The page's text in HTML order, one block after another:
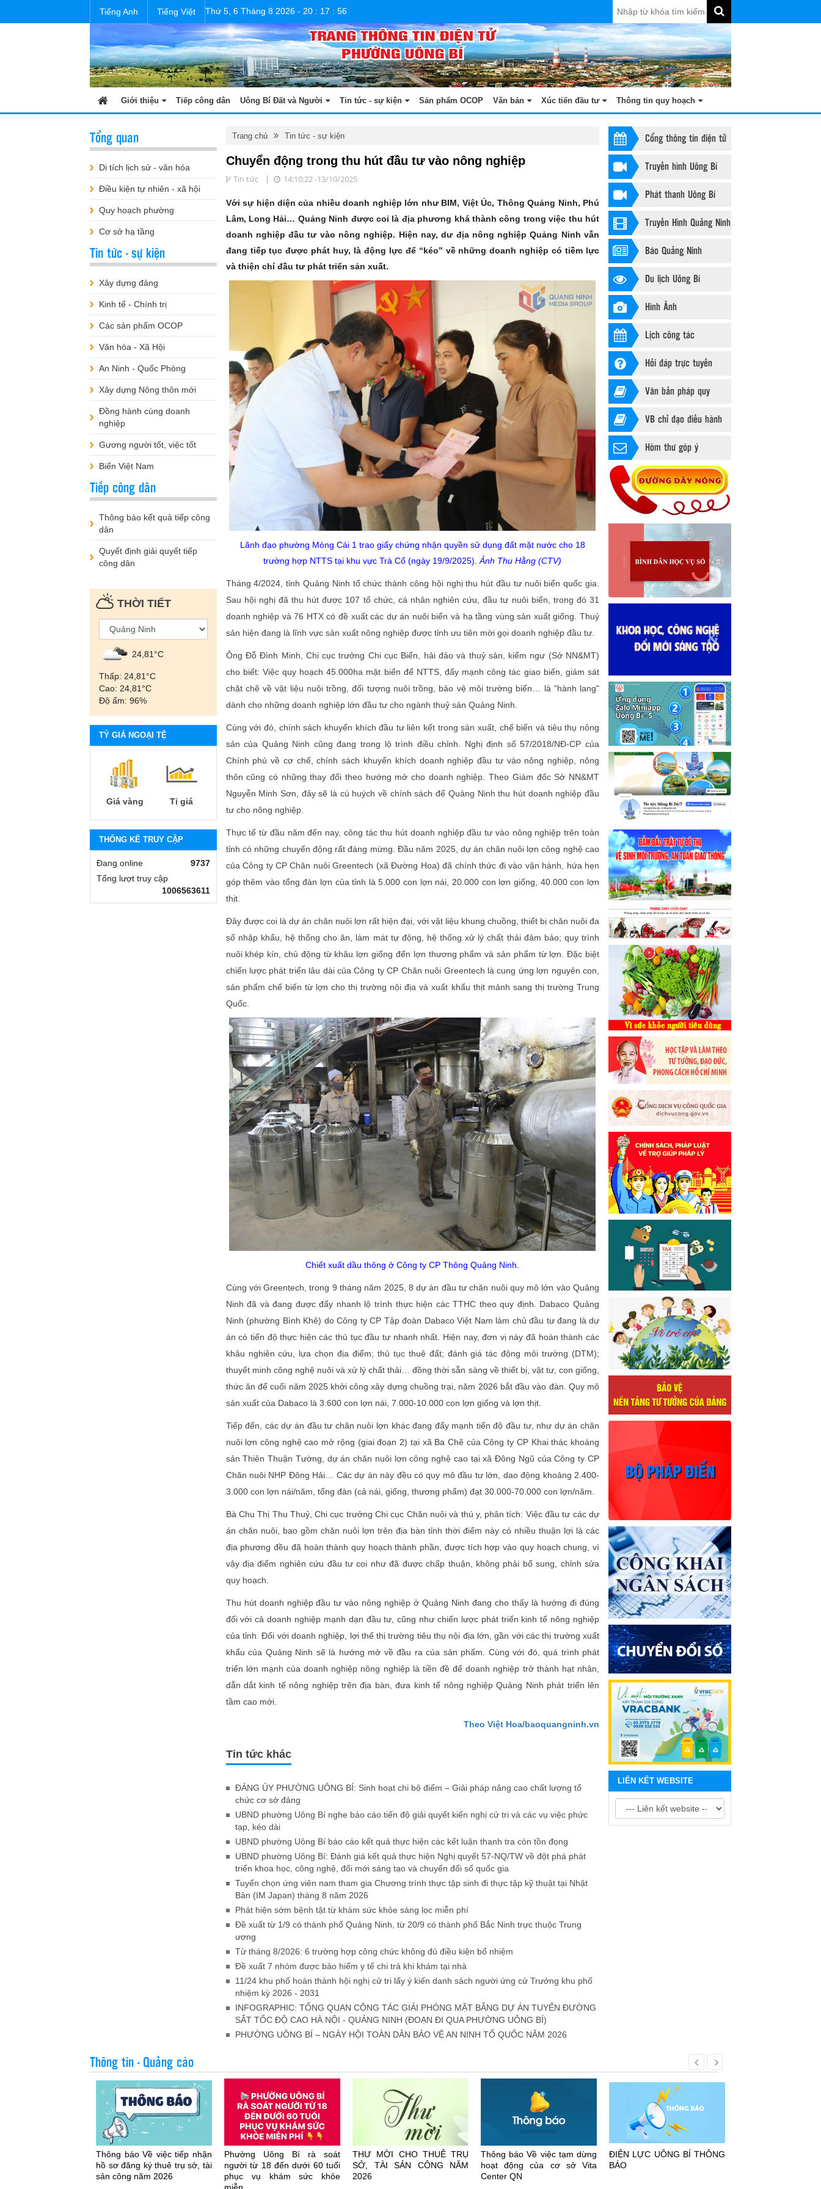
Tiếng Anh Tiếng Việt Thứ 5, 6 Tháng 8 2026 - 20 : 17 : 58
Giới thiệu Tiếp công dân Uông Bí Đất và Người Tin tức - sự kiện Sản phẩm OCOP Văn bản Xúc tiến đầu tư Thông tin quy hoạch
Cổng thông tin điện tử
Truyền hình Uông Bí
Phát thanh Uông Bí
Truyền Hình Quảng Ninh
Báo Quảng Ninh
Du lịch Uông Bí
Hình Ảnh
Lịch công tác
Hỏi đáp trực tuyến
Văn bản pháp quy
VB chỉ đạo điều hành
Hòm thư góp ý
LIÊN KẾT WEBSITE
Trang chủ Tin tức - sự kiện
Chuyển động trong thu hút đầu tư vào nông nghiệp
Tin tức 14:10:22 -13/10/2025
Với sự hiện diện của nhiều doanh nghiệp lớn như BIM, Việt Úc, Thông Quảng Ninh, Phú
Lâm, Long Hải… Quảng Ninh được coi là địa phương khá thành công trong việc thu hút
doanh nghiệp đầu tư vào nông nghiệp. Hiện nay, dư địa nông nghiệp Quảng Ninh vẫn
đang tiếp tục được phát huy, là động lực để “kéo” về những doanh nghiệp có tiềm lực
và thiện chí đầu tư phát triển sản xuất.
Lãnh đạo phường Móng Cái 1 trao giấy chứng nhận quyền sử dụng đất mặt nước cho 18
trường hợp NTTS tại khu vực Trà Cổ (ngày 19/9/2025).Ảnh Thu Hằng (CTV)
Tháng 4/2024, tỉnh Quảng Ninh tổ chức thành công hội nghị thu hút đầu tư nuôi biển quốc gia.
Sau hội nghị đã thu hút được 107 tổ chức, cá nhân nghiên cứu, đầu tư nuôi biển, trong đó 31
doanh nghiệp và 76 HTX có đề xuất các dự án nuôi biển và hạ tầng vùng sản xuất giống. Thuỷ
sản hiện đang là lĩnh vực sản xuất nông nghiệp được tỉnh ưu tiên mời gọi doanh nghiệp đầu tư.
Ông Đỗ Đình Minh, Chi cục trưởng Chi cục Biển, hải đảo và thuỷ sản, kiểm ngư (Sở NN&MT)
cho biết: Việc quy hoạch 45.000ha mặt biển để NTTS, đẩy mạnh công tác giao biển, giám sát
chặt chẽ về vật liệu nuôi trồng, đối tượng nuôi trồng, bảo vệ môi trường biển… là "hành lang"
dành cho những doanh nghiệp lớn đầu tư cho ngành thuỷ sản Quảng Ninh.
Cùng với đó, chính sách khuyến khích đầu tư liên kết trong sản xuất, chế biến và tiêu thụ nông
sản của Quảng Ninh cũng đang trong lộ trình điều chỉnh. Nghị định số 57/2018/NĐ-CP của
Chính phủ về cơ chế, chính sách khuyến khích doanh nghiệp đầu tư vào nông nghiệp, nông
thôn cũng có những thay đổi theo hướng mở cho doanh nghiệp. Theo Giám đốc Sở NN&MT
Nguyễn Minh Sơn, đây sẽ là cú huých về chính sách để Quảng Ninh thu hút doanh nghiệp đầu
tư cho nông nghiệp.
Thực tế từ đầu năm đến nay, công tác thu hút doanh nghiệp đầu tư vào nông nghiệp trên toàn
tỉnh có những chuyển động rất đáng mừng. Đầu năm 2025, dự án chăn nuôi lợn công nghệ cao
của Công ty CP Chăn nuôi Greentech (xã Đường Hoa) đã chính thức đi vào vận hành, hứa hẹn
góp thêm vào tổng đàn lợn của tỉnh là 5.000 con lợn nái, 20.000 con lợn giống, 40.000 con lợn
thịt.
Đây được coi là dự án chăn nuôi lợn rất hiện đại, với vật liệu khung chuồng, thiết bị chăn nuôi đa
số nhập khẩu, hệ thống cho ăn, làm mát tự động, hệ thống xử lý chất thải đảm bảo; quy trình
nuôi khép kín, chủ động từ khâu lợn giống đến lợn thương phẩm và sản phẩm từ lợn. Đặc biệt
chiến lược phát triển lâu dài của Công ty CP Chăn nuôi Greentech là cung ứng lợn nguyên con,
sản phẩm chế biến từ lợn cho thị trường nội địa và xuất khẩu thịt mảnh sang thị trường Trung
Quốc.
Chiết xuất dầu thông ở Công ty CP Thông Quảng Ninh.
Cùng với Greentech, trong 9 tháng năm 2025, 8 dự án đầu tư chăn nuôi quy mô lớn vào Quảng
Ninh đã và đang được đẩy nhanh lộ trình thực hiện các TTHC theo quy định. Dabaco Quảng
Ninh (phường Bình Khê) do Công ty CP Tập đoàn Dabaco Việt Nam làm chủ đầu tư đang là dự
án có tiến độ thực hiện các thủ tục đầu tư nhanh nhất. Hiện nay, đơn vị này đã hoàn thành các
khâu nghiên cứu, lựa chọn địa điểm; thủ tục thuê đất; đánh giá tác động môi trường (DTM);
thuyết minh công nghệ nuôi và xử lý chất thải… đồng thời sẵn sàng về thiết bị, vật tư, con giống,
thức ăn để cuối năm 2025 khởi công xây dựng chuồng trại, năm 2026 bắt đầu vào đàn. Quy mô
sản xuất của Dabaco là 3.600 con lợn nái, 7.000-10.000 con lợn giống và lợn thịt.
Tiếp đến, các dự án đầu tư chăn nuôi lợn khác đang đẩy mạnh tiến độ đầu tư, như dự án chăn
nuôi lợn công nghệ cao mở rộng (giai đoạn 2) tại xã Ba Chẽ của Công ty CP Khai thác khoáng
sản Thiên Thuận Tường, dự án chăn nuôi lợn công nghệ cao tại xã Đông Ngũ của Công ty CP
Chăn nuôi NHP Đông Hải… Các dự án này đều có quy mô đầu tư lớn, dao động khoảng 2.400-
3.000 con lợn nái/năm, tổng đàn (cả nái, giống, thương phẩm) đạt 30.000-70.000 con lợn/năm.
Bà Chu Thị Thu Thuỷ, Chi cục trưởng Chi cục Chăn nuôi và thú y, phân tích: Việc đầu tư các dự
án chăn nuôi, bao gồm chăn nuôi lợn trên địa bàn tỉnh thời điểm này có nhiều thuận lợi là các
địa phương đều đã hoàn thành quy hoạch thành phần, được tích hợp vào quy hoạch chung, vì
vậy địa điểm nghiên cứu đầu tư coi như đã được chấp thuận, không phải bổ sung, chỉnh sửa
quy hoạch.
Thu hút doanh nghiệp đầu tư vào nông nghiệp ở Quảng Ninh đang cho thấy là hướng đi đúng
đối với cả doanh nghiệp mạnh dạn đầu tư, cũng như chiến lược phát triển kinh tế nông nghiệp
của tỉnh. Đối với doanh nghiệp, lợi thế thị trường tiêu thụ nội địa lớn, gần với các thị trường xuất
khẩu của Quảng Ninh sẽ là hướng mở về đầu ra của sản phẩm. Cùng với đó, quá trình phát
triển lớn mạnh của doanh nghiệp nông nghiệp là tiền đề để doanh nghiệp trở thành hạt nhân,
dẫn dắt kinh tế nông nghiệp trên địa bàn, đưa kinh tế nông nghiệp Quảng Ninh phát triển lên
tầm cao mới.
Theo Việt Hoa/baoquangninh.vn
Tin tức khác
ĐẢNG ỦY PHƯỜNG UÔNG BÍ: Sinh hoạt chi bộ điểm – Giải pháp nâng cao chất lượng tổ
chức cơ sở đảng
UBND phường Uông Bí nghe báo cáo tiến độ giải quyết kiến nghị cử tri và các vụ việc phức
tạp, kéo dài
UBND phường Uông Bí báo cáo kết quả thực hiện các kết luận thanh tra còn tồn đọng
UBND phường Uông Bí: Đánh giá kết quả thực hiện Nghị quyết 57-NQ/TW về đột phá phát
triển khoa học, công nghệ, đổi mới sáng tạo và chuyển đổi số quốc gia
Tuyển chọn ứng viên nam tham gia Chương trình thực tập sinh đi thực tập kỹ thuật tại Nhật
Bản (IM Japan) tháng 8 năm 2026
Phát hiện sớm bệnh tật từ khám sức khỏe sàng lọc miễn phí
Đề xuất từ 1/9 có thành phố Quảng Ninh, từ 20/9 có thành phố Bắc Ninh trực thuộc Trung
ương
Từ tháng 8/2026: 6 trường hợp công chức không đủ điều kiện bổ nhiệm
Đề xuất 7 nhóm được bảo hiểm y tế chi trả khi khám tại nhà
11/24 khu phố hoàn thành hội nghị cử tri lấy ý kiến danh sách người ứng cử Trưởng khu phố
nhiệm kỳ 2026 - 2031
INFOGRAPHIC: TỔNG QUAN CÔNG TÁC GIẢI PHÓNG MẶT BẰNG DỰ ÁN TUYẾN ĐƯỜNG
SẮT TỐC ĐỘ CAO HÀ NỘI - QUẢNG NINH (ĐOẠN ĐI QUA PHƯỜNG UÔNG BÍ)
PHƯỜNG UÔNG BÍ – NGÀY HỘI TOÀN DÂN BẢO VỆ AN NINH TỔ QUỐC NĂM 2026
Tổng quan
Di tích lịch sử - văn hóa
Điều kiện tự nhiên - xã hội
Quy hoạch phường
Cơ sở hạ tầng
Tin tức - sự kiện
Xây dựng đảng
Kinh tế - Chính trị
Các sản phẩm OCOP
Văn hóa - Xã Hội
An Ninh - Quốc Phòng
Xây dựng Nông thôn mới
Đồng hành cùng doanh
nghiệp
Gương người tốt, việc tốt
Biển Việt Nam
Tiếp công dân
Thông báo kết quả tiếp công
dân
Quyết định giải quyết tiếp
công dân
THỜI TIẾT
24,81°С
Thấp: 24,81°С
Cao: 24,81°С
Độ ẩm: 96%
TỶ GIÁ NGOẠI TỆ
Giá vàng Tỉ giá
THỐNG KÊ TRUY CẬP
Đang online
9737
Tổng lượt truy cập
1006563611
Thông tin - Quảng cáo
Thông báo Về việc tiếp nhận
hồ sơ đăng ký thuê trụ sở, tài
sản công năm 2026
Phường Uông Bí rà soát
người từ 18 đến dưới 60 tuổi
phục vụ khám sức khỏe
THƯ MỜI CHO THUÊ TRỤ
SỞ, TÀI SẢN CÔNG NĂM
2026
Thông báo Về việc tạm dừng
hoạt động của cơ sở Vita
Center QN
ĐIỆN LỰC UÔNG BÍ THÔNG
BÁO